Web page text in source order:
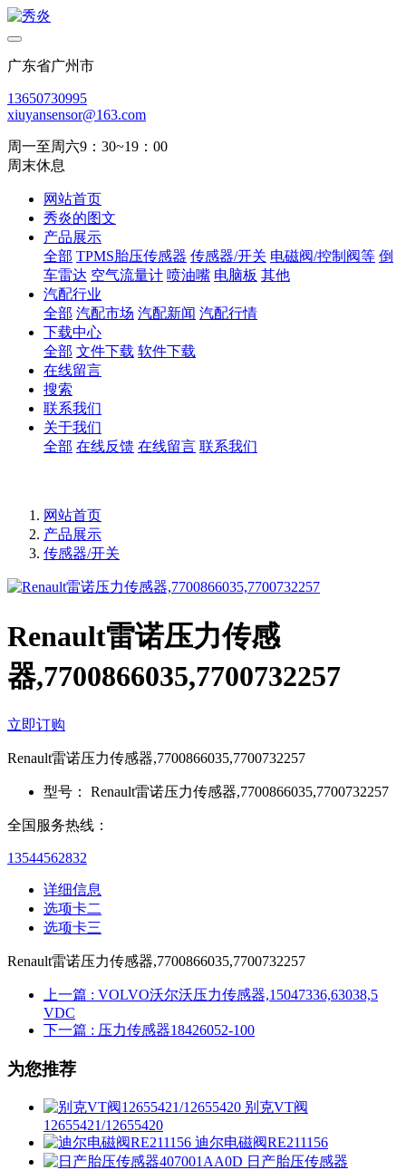
广东省广州市
13650730995
xiuyansensor@163.com
周一至周六9：30~19：00
周末休息
网站首页
秀炎的图文
产品展示
全部 TPMS胎压传感器 传感器/开关 电磁阀/控制阀等 倒
车雷达 空气流量计 喷油嘴 电脑板 其他
汽配行业
全部 汽配市场 汽配新闻 汽配行情
下载中心
全部 文件下载 软件下载
在线留言
搜索
联系我们
关于我们
全部 在线反馈 在线留言 联系我们
网站首页
产品展示
传感器/开关
Renault雷诺压力传感
器,7700866035,7700732257
立即订购
Renault雷诺压力传感器,7700866035,7700732257
型号： Renault雷诺压力传感器,7700866035,7700732257
全国服务热线：
13544562832
详细信息
选项卡二
选项卡三
Renault雷诺压力传感器,7700866035,7700732257
上一篇 : VOLVO沃尔沃压力传感器,15047336,63038,5
VDC
下一篇 : 压力传感器18426052-100
为您推荐
别克VT阀
12655421/12655420
迪尔电磁阀RE211156
日产胎压传感器